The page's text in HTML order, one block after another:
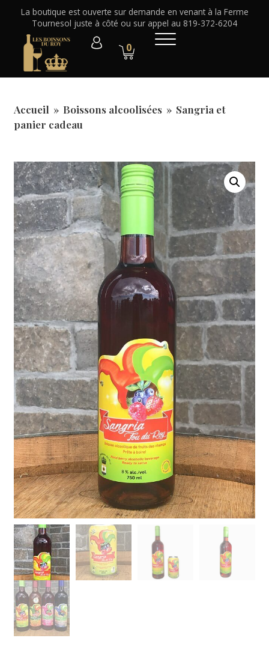
La boutique est ouverte sur demande en venant à la Ferme
Tournesol juste à côté ou sur appel au 819-372-6204
0
Accueil » Boissons alcoolisées » Sangria et
panier cadeau